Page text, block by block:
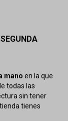
mano en la que
todas las
sin tener
tienes